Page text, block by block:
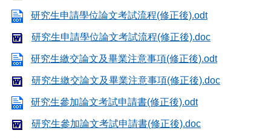
研究生申請學位論文考試流程(修正後).odt
研究生申請學位論文考試流程(修正後).doc
研究生繳交論文及畢業注意事項(修正後).odt
研究生繳交論文及畢業注意事項(修正後).doc
研究生參加論文考試申請書(修正後).odt
研究生參加論文考試申請書(修正後).doc